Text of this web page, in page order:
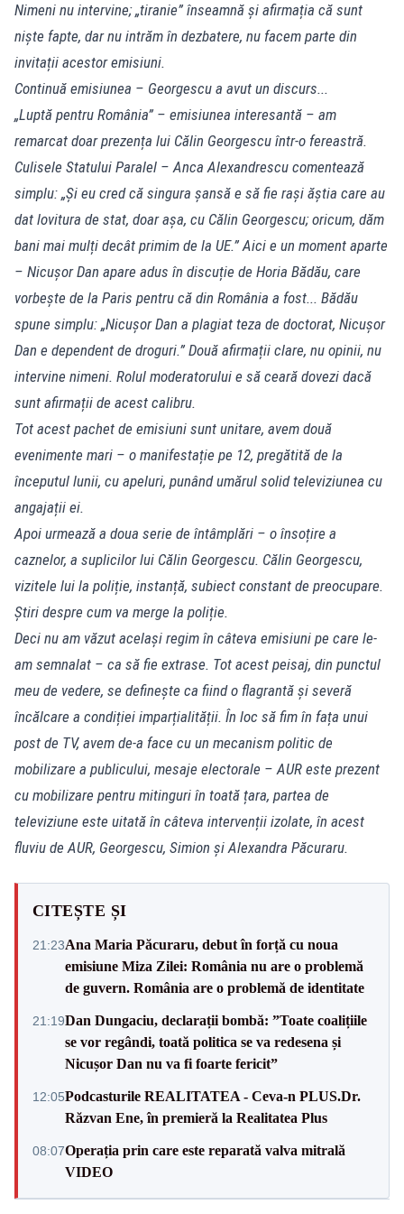
Nimeni nu intervine; „tiranie” înseamnă și afirmația că sunt
niște fapte, dar nu intrăm în dezbatere, nu facem parte din
invitații acestor emisiuni.
Continuă emisiunea – Georgescu a avut un discurs...
„Luptă pentru România” – emisiunea interesantă – am
remarcat doar prezența lui Călin Georgescu într-o fereastră.
Culisele Statului Paralel – Anca Alexandrescu comentează
simplu: „Și eu cred că singura șansă e să fie rași ăștia care au
dat lovitura de stat, doar așa, cu Călin Georgescu; oricum, dăm
bani mai mulți decât primim de la UE.” Aici e un moment aparte
– Nicușor Dan apare adus în discuție de Horia Bădău, care
vorbește de la Paris pentru că din România a fost... Bădău
spune simplu: „Nicușor Dan a plagiat teza de doctorat, Nicușor
Dan e dependent de droguri.” Două afirmații clare, nu opinii, nu
intervine nimeni. Rolul moderatorului e să ceară dovezi dacă
sunt afirmații de acest calibru.
Tot acest pachet de emisiuni sunt unitare, avem două
evenimente mari – o manifestație pe 12, pregătită de la
începutul lunii, cu apeluri, punând umărul solid televiziunea cu
angajații ei.
Apoi urmează a doua serie de întâmplări – o însoțire a
caznelor, a suplicilor lui Călin Georgescu. Călin Georgescu,
vizitele lui la poliție, instanță, subiect constant de preocupare.
Știri despre cum va merge la poliție.
Deci nu am văzut același regim în câteva emisiuni pe care le-
am semnalat – ca să fie extrase. Tot acest peisaj, din punctul
meu de vedere, se definește ca fiind o flagrantă și severă
încălcare a condiției imparțialității. În loc să fim în fața unui
post de TV, avem de-a face cu un mecanism politic de
mobilizare a publicului, mesaje electorale – AUR este prezent
cu mobilizare pentru mitinguri în toată țara, partea de
televiziune este uitată în câteva intervenții izolate, în acest
fluviu de AUR, Georgescu, Simion și Alexandra Păcuraru.
CITEȘTE ȘI
21:23Ana Maria Păcuraru, debut în forță cu noua
emisiune Miza Zilei: România nu are o problemă
de guvern. România are o problemă de identitate
21:19Dan Dungaciu, declarații bombă: ”Toate coalițiile
se vor regândi, toată politica se va redesena și
Nicușor Dan nu va fi foarte fericit”
12:05Podcasturile REALITATEA - Ceva-n PLUS.Dr.
Răzvan Ene, în premieră la Realitatea Plus
08:07Operația prin care este reparată valva mitrală
VIDEO